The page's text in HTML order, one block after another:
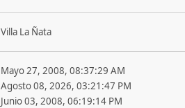
Villa La Ñata
Mayo 27, 2008, 08:37:29 AM
Agosto 08, 2026, 03:21:47 PM
Junio 03, 2008, 06:19:14 PM